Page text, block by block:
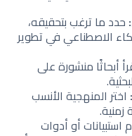
ما ترغب بتحقيقه،
الاصطناعي في تطوير
أبحاثًا منشورة على
المنهجية الأنسب
أو أدوات